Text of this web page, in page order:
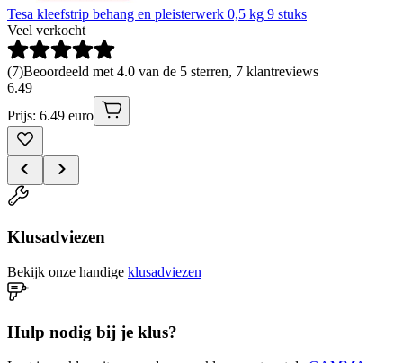
Tesa kleefstrip behang en pleisterwerk 0,5 kg 9 stuks
Veel verkocht
(7)Beoordeeld met 4.0 van de 5 sterren, 7 klantreviews
6.49
Prijs: 6.49 euro
Klusadviezen
Bekijk onze handige klusadviezen
Hulp nodig bij je klus?